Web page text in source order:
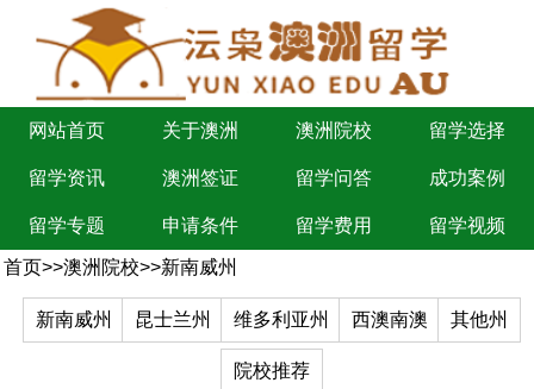
网站首页 关于澳洲 澳洲院校 留学选择
留学资讯 澳洲签证 留学问答 成功案例
留学专题 申请条件 留学费用 留学视频
首页>>澳洲院校>>新南威州
新南威州 昆士兰州 维多利亚州 西澳南澳 其他州
院校推荐